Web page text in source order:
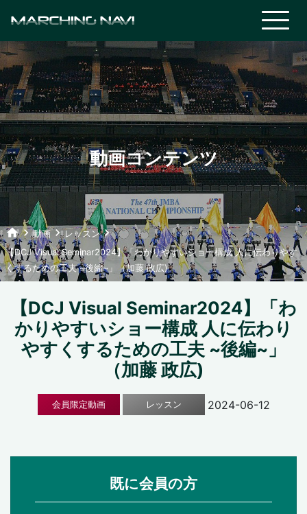
動画コンテンツ
homekeyboard_arrow_right動画keyboard_arrow_rightレッスンkeyboard_arrow_right
【DCJ Visual Seminar2024】「わかりやすいショー構成 人に伝わりやす
くするための工夫 ~後編~」（加藤 政広)
【DCJ Visual Seminar2024】「わ
かりやすいショー構成 人に伝わり
やすくするための工夫 ~後編~」
（加藤 政広)
会員限定動画 レッスン 2024-06-12
既に会員の方